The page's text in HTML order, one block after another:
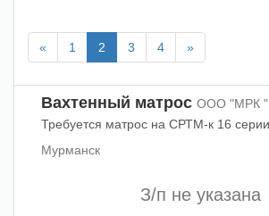
« 1 2 3 4 »
Вахтенный матрос ООО "МРК "
Мурманск
З/п не указана